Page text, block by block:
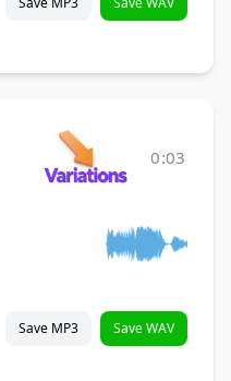
0:03
Save MP3 Save WAV